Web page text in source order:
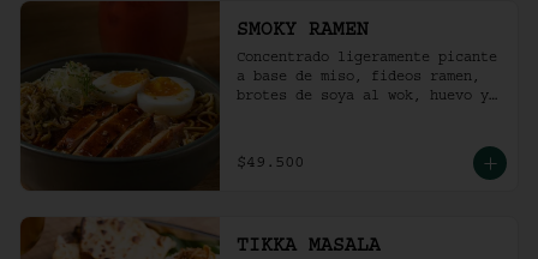
SMOKY RAMEN
Concentrado ligeramente picante
a base de miso, fideos ramen,
brotes de soya al wok, huevo y
$49.500
TIKKA MASALA